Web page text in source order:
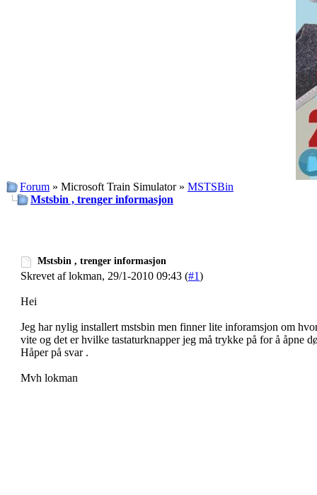
Forum » Microsoft Train Simulator » MSTSBin
Mstsbin , trenger informasjon
Mstsbin , trenger informasjon
Skrevet af lokman, 29/1-2010 09:43 (#1)
Hei
Jeg har nylig installert mstsbin men finner lite inforamsjon om
vite og det er hvilke tastaturknapper jeg må trykke på for å åpne
Håper på svar .
Mvh lokman